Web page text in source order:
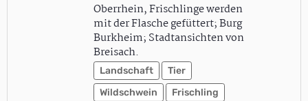
Oberrhein, Frischlinge werden
mit der Flasche gefüttert; Burg
Burkheim; Stadtansichten von
Breisach.
Landschaft
Tier
Wildschwein
Frischling